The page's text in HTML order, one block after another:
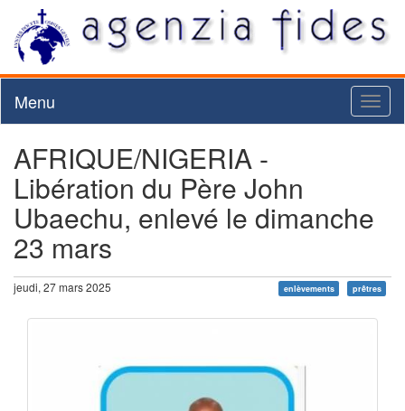
Menu
AFRIQUE/NIGERIA -
Libération du Père John
Ubaechu, enlevé le dimanche
23 mars
jeudi, 27 mars 2025 enlèvements prêtres